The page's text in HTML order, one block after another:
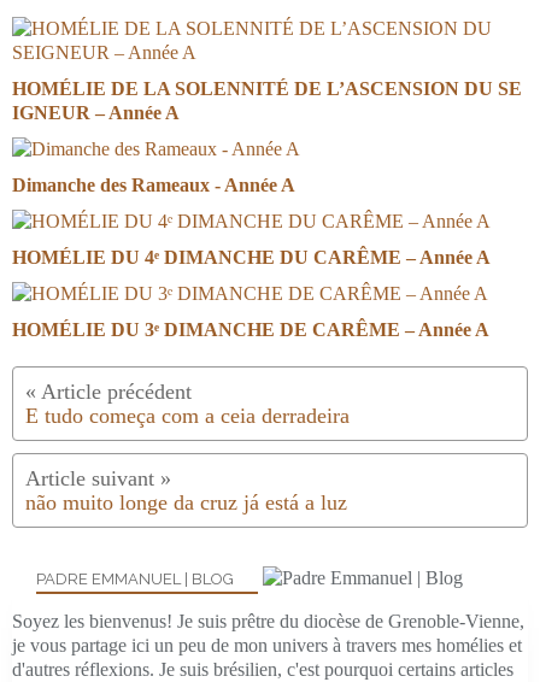
HOMÉLIE DE LA SOLENNITÉ DE L’ASCENSION DU SE
IGNEUR – Année A
Dimanche des Rameaux - Année A
HOMÉLIE DU 4ᵉ DIMANCHE DU CARÊME – Année A
HOMÉLIE DU 3ᵉ DIMANCHE DE CARÊME – Année A
E tudo começa com a ceia derradeira
não muito longe da cruz já está a luz
PADRE EMMANUEL | BLOG
Soyez les bienvenus! Je suis prêtre du diocèse de Grenoble-Vienne,
je vous partage ici un peu de mon univers à travers mes homélies et
d'autres réflexions. Je suis brésilien, c'est pourquoi certains articles